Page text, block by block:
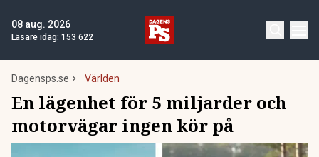
08 aug. 2026
Läsare idag: 153 622
Dagensps.se Världen
En lägenhet för 5 miljarder och
motorvägar ingen kör på